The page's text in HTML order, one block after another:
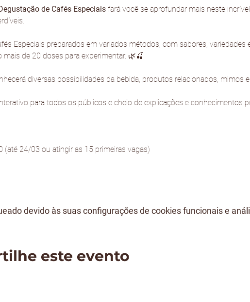
de Cafés Especiais fará você se aprofundar mais neste
Especiais preparados em variados métodos, com sabores, variedades
mais de 20 doses para experimentar. 🌿🍒
diversas possibilidades da bebida, produtos relacionados, mimos
para todos os públicos e cheio de explicações e conhecimentos
(até 24/03 ou atingir as 15 primeiras vagas)
devido às suas configurações de cookies funcionais e
este evento